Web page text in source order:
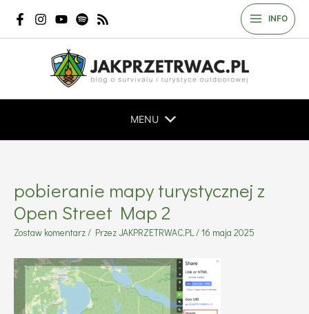
treści
INFO
MENU
pobieranie mapy turystycznej z
Open Street Map 2
Zostaw komentarz/ PrzezJAKPRZETRWAC.PL/16 maja 2025